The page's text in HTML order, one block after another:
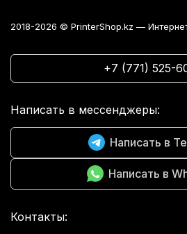
2018-2026 © PrinterShop.kz —
+7 (771) 525-
Написать в мессенджеры:
Написать в
Написать в
Контакты: